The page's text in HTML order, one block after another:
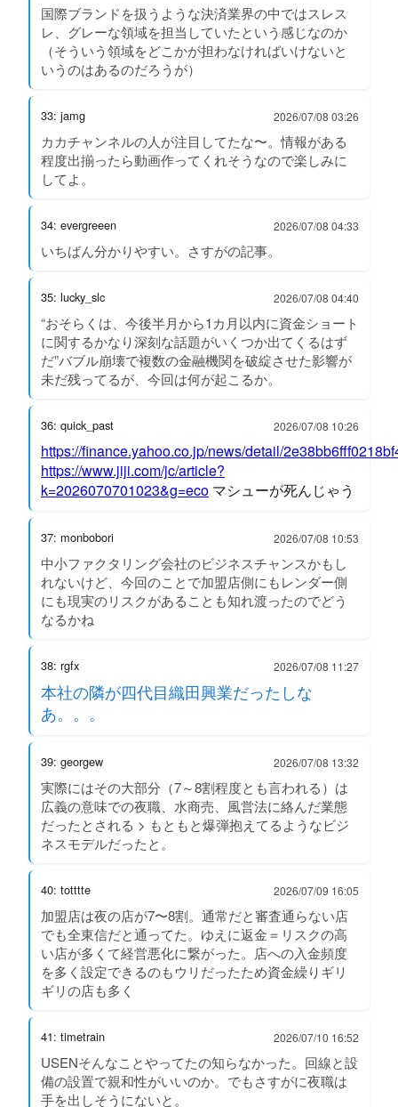
国際ブランドを扱うような決済業界の中ではスレス
レ、グレーな領域を担当していたという感じなのか
（そういう領域をどこかが担わなければいけないと
いうのはあるのだろうが）
33: jamg 2026/07/08 03:26
カカチャンネルの人が注目してたな〜。情報がある
程度出揃ったら動画作ってくれそうなので楽しみに
してよ。
34: evergreeen 2026/07/08 04:33
いちばん分かりやすい。さすがの記事。
35: lucky_slc 2026/07/08 04:40
“おそらくは、今後半月から1カ月以内に資金ショート
に関するかなり深刻な話題がいくつか出てくるはず
だ”バブル崩壊で複数の金融機関を破綻させた影響が
未だ残ってるが、今回は何が起こるか。
36: quick_past 2026/07/08 10:26
https://finance.yahoo.co.jp/news/detail/
https://www.jiji.com/jc/article?
k=2026070701023&g=eco マシューが死んじゃう
37: monbobori 2026/07/08 10:53
中小ファクタリング会社のビジネスチャンスかもし
れないけど、今回のことで加盟店側にもレンダー側
にも現実のリスクがあることも知れ渡ったのでどう
なるかね
38: rgfx 2026/07/08 11:27
本社の隣が四代目織田興業だったしな
あ。。。
39: georgew 2026/07/08 13:32
実際にはその大部分（7～8割程度とも言われる）は
広義の意味での夜職、水商売、風営法に絡んだ業態
だったとされる > もともと爆弾抱えてるようなビジ
ネスモデルだったと。
40: totttte 2026/07/09 16:05
加盟店は夜の店が7〜8割。通常だと審査通らない店
でも全東信だと通ってた。ゆえに返金＝リスクの高
い店が多くて経営悪化に繋がった。店への入金頻度
を多く設定できるのもウリだったため資金繰りギリ
ギリの店も多く
41: timetrain 2026/07/10 16:52
USENそんなことやってたの知らなかった。回線と設
備の設置で親和性がいいのか。でもさすがに夜職は
手を出しそうにないと。